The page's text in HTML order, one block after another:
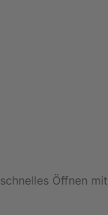
Öffnen mit